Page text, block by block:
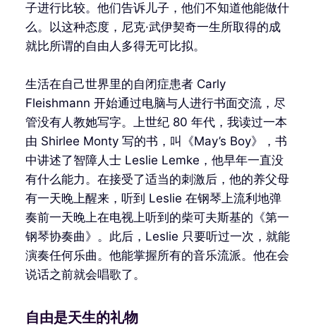
子进行比较。他们告诉儿子，他们不知道他能做什
么。以这种态度，尼克·武伊契奇一生所取得的成
就比所谓的自由人多得无可比拟。
生活在自己世界里的自闭症患者 Carly
Fleishmann 开始通过电脑与人进行书面交流，尽
管没有人教她写字。上世纪 80 年代，我读过一本
由 Shirlee Monty 写的书，叫《May’s Boy》，书
中讲述了智障人士 Leslie Lemke，他早年一直没
有什么能力。在接受了适当的刺激后，他的养父母
有一天晚上醒来，听到 Leslie 在钢琴上流利地弹
奏前一天晚上在电视上听到的柴可夫斯基的《第一
钢琴协奏曲》。此后，Leslie 只要听过一次，就能
演奏任何乐曲。他能掌握所有的音乐流派。他在会
说话之前就会唱歌了。
自由是天生的礼物